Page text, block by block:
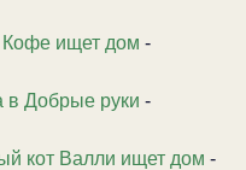
Кофе ищет дом -
в Добрые руки -
кот Валли ищет дом -